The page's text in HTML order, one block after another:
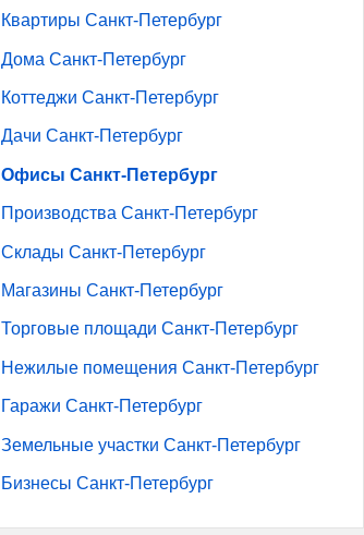
Квартиры Санкт-Петербург
Дома Санкт-Петербург
Коттеджи Санкт-Петербург
Дачи Санкт-Петербург
Офисы Санкт-Петербург
Производства Санкт-Петербург
Склады Санкт-Петербург
Магазины Санкт-Петербург
Торговые площади Санкт-Петербург
Нежилые помещения Санкт-Петербург
Гаражи Санкт-Петербург
Земельные участки Санкт-Петербург
Бизнесы Санкт-Петербург